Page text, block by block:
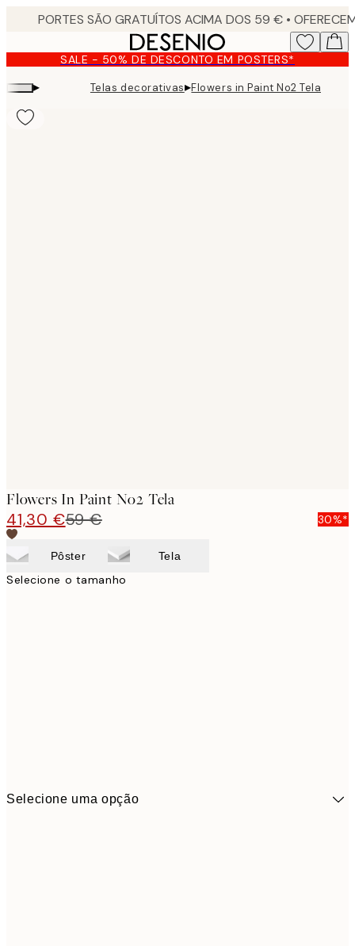
content. SALE - 50% DE DESCONTO EM POSTERS*
▸ Telas decorativas▸Flowers in Paint No2 Tela
Flowers In Paint No2 Tela
41,30 €59 € 30%*
Pôster Tela
Selecione o tamanho
Selecione uma opção